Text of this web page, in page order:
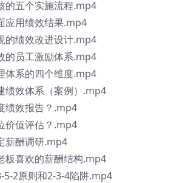
的五个实施流程.mp4
应用绩效结果.mp4
的绩效改进设计.mp4
的员工激励体系.mp4
体系的四个维度.mp4
绩效体系（案例）.mp4
绩效报告？.mp4
价值评估？.mp4
薪酬调研.mp4
板喜欢的薪酬结构.mp4
5-2原则和2-3-4陷阱.mp4